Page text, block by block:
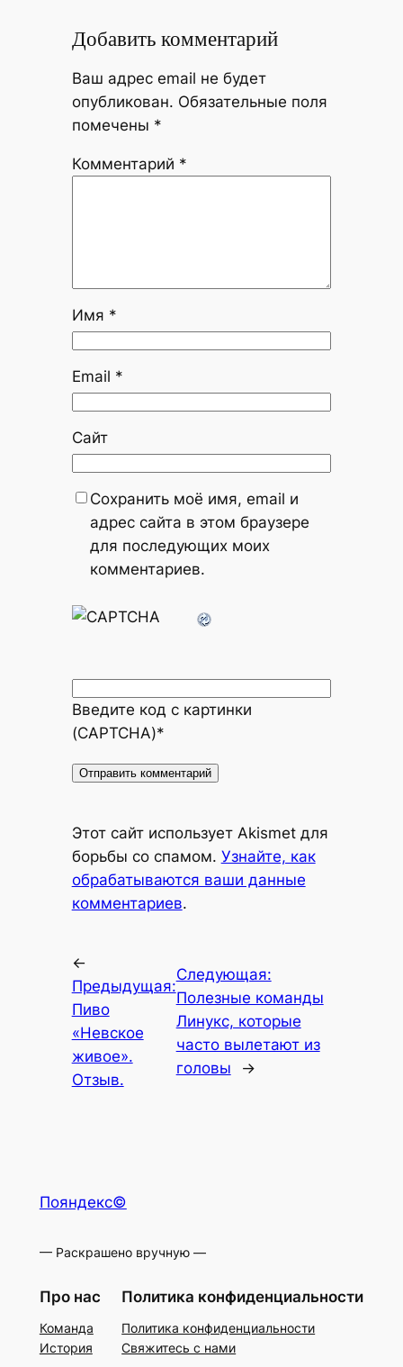
Добавить комментарий
Ваш адрес email не будет
опубликован. Обязательные поля
помечены *
Комментарий *
Имя *
Email *
Сайт
Сохранить моё имя, email и
адрес сайта в этом браузере
для последующих моих
комментариев.
Введите код с картинки
(CAPTCHA)*
Этот сайт использует Akismet для
борьбы со спамом. Узнайте, как
обрабатываются ваши данные
комментариев.
←
Предыдущая:
Пиво
«Невское
живое».
Отзыв.
Следующая:
Полезные команды
Линукс, которые
часто вылетают из
головы
→
Пояндекс©
— Раскрашено вручную —
Про нас
Команда
История
Политика конфиденциальности
Политика конфиденциальности
Свяжитесь с нами